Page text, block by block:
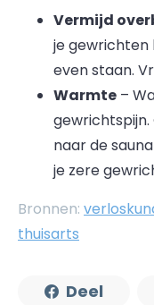
Vermijd
je gewrichten
even staan.
Warmte –
gewrichtspijn.
naar de
je zere
Bronnen:
thuisarts
Deel